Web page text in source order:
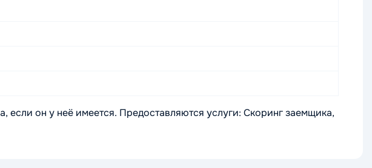
он у неё имеется. Предоставляются услуги: Скоринг заемщика,